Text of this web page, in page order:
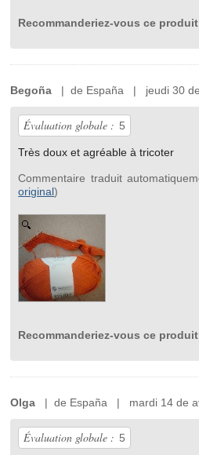
Recommanderiez-vous ce
Begoña | de España | jeudi 30 de
Évaluation globale : 5
Très doux et agréable à tricoter
Commentaire traduit
original)
Recommanderiez-vous ce
Olga | de España | mardi 14 de
Évaluation globale : 5